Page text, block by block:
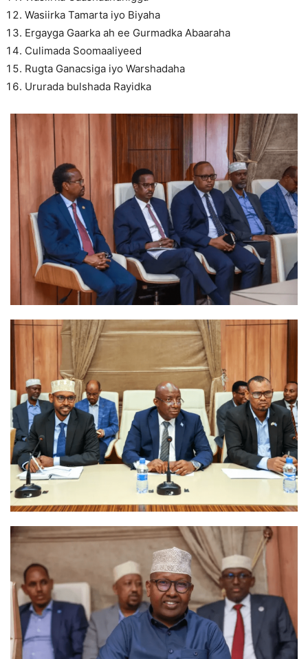
Wasiirka Tamarta iyo Biyaha
Ergayga Gaarka ah ee Gurmadka Abaaraha
Culimada Soomaaliyeed
Rugta Ganacsiga iyo Warshadaha
Ururada bulshada Rayidka